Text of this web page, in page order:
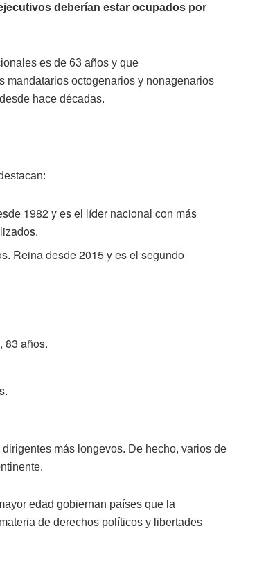
deberían estar ocupados por
es de 63 años y que
mandatarios octogenarios y nonagenarios
hace décadas.
1982 y es el líder nacional con más
Reina desde 2015 y es el segundo
83 años.
más longevos. De hecho, varios de
edad gobiernan países que la
de derechos políticos y libertades